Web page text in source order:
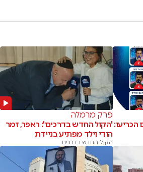
הכריעו:
פרק מרמלה
'הקול החדש בדרכים': ראפר, זמר
הודי וילד מפתיע בניידת
הקול החדש בדרכים